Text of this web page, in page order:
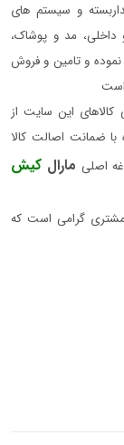
و سیستم های
داخلی، مد و پوشاک،
و تامین و فروش
است
این سایت از
با ضمانت اصالت کالا
اصلی مارال کیش
گرامی است که